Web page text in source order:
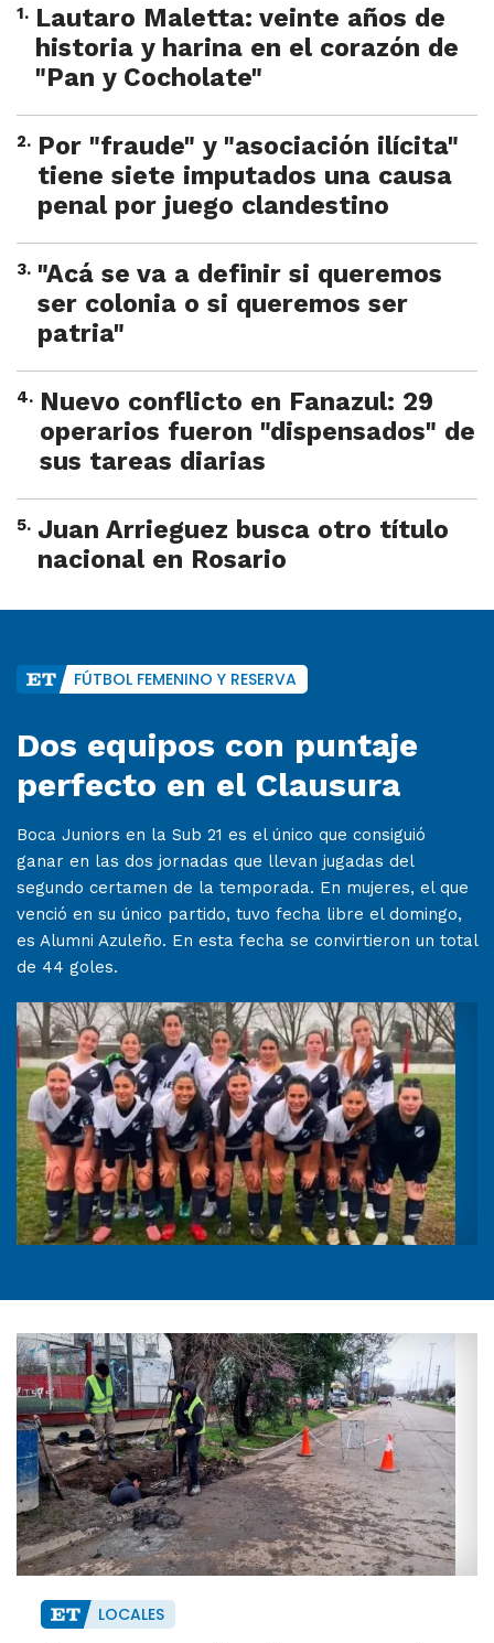
1. Lautaro Maletta: veinte años de
historia y harina en el corazón de
"Pan y Cocholate"
2. Por "fraude" y "asociación ilícita"
tiene siete imputados una causa
penal por juego clandestino
3. "Acá se va a definir si queremos
ser colonia o si queremos ser
patria"
4. Nuevo conflicto en Fanazul: 29
operarios fueron "dispensados" de
sus tareas diarias
5. Juan Arrieguez busca otro título
nacional en Rosario
FÚTBOL FEMENINO Y RESERVA
Dos equipos con puntaje
perfecto en el Clausura
Boca Juniors en la Sub 21 es el único que consiguió
ganar en las dos jornadas que llevan jugadas del
segundo certamen de la temporada. En mujeres, el que
venció en su único partido, tuvo fecha libre el domingo,
es Alumni Azuleño. En esta fecha se convirtieron un total
de 44 goles.
LOCALES